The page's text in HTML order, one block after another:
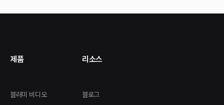
제품
블러미 비디오
리소스
블로그